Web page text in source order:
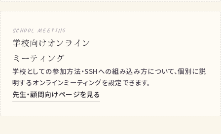
SCHOOL MEETING
学校向けオンライン
ミーティング
学校としての参加方法・SSHへの組み込み方について、個別に説
明するオンラインミーティングを設定できます。
先生・顧問向けページを見る